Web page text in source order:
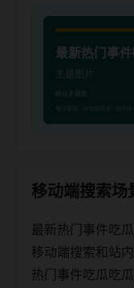
移动端搜索场
最新热门事件吃
移动端搜索和站
热门事件吃瓜吃